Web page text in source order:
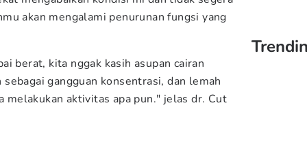
akan mengalami penurunan fungsi yang
berat, kita nggak kasih asupan cairan
gangguan konsentrasi, dan lemah
melakukan aktivitas apa pun." jelas dr. Cut